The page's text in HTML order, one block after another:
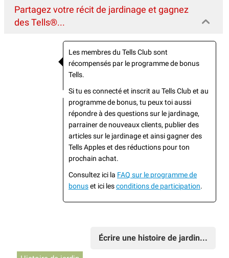
Partagez votre récit de jardinage et gagnez
des Tells®...
Les membres du Tells Club sont
récompensés par le programme de bonus
Tells.
Si tu es connecté et inscrit au Tells Club et au
programme de bonus, tu peux toi aussi
répondre à des questions sur le jardinage,
parrainer de nouveaux clients, publier des
articles sur le jardinage et ainsi gagner des
Tells Apples et des réductions pour ton
prochain achat.
Consultez ici la FAQ sur le programme de
bonuset ici lesconditions de participation.
Écrire une histoire de jardin...